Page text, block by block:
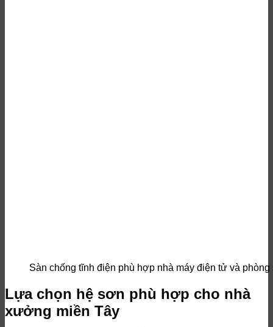
Sàn chống tĩnh điện phù hợp nhà máy điện tử và phòng
Lựa chọn hệ sơn phù hợp cho nhà
xưởng miền Tây